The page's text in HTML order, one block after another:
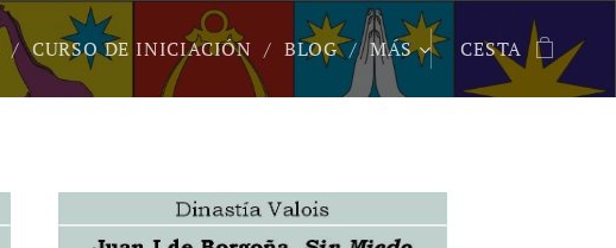
CURSO DE INICIACIÓN BLOG MÁS CESTA